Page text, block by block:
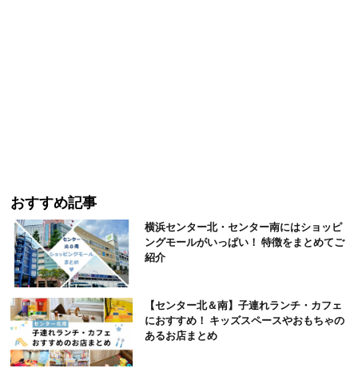
おすすめ記事
横浜センター北・センター南にはショッピ
ングモールがいっぱい！ 特徴をまとめてご
紹介
【センター北＆南】子連れランチ・カフェ
におすすめ！ キッズスペースやおもちゃの
あるお店まとめ